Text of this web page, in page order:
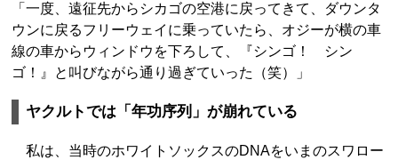
「一度、遠征先からシカゴの空港に戻ってきて、ダウンタ
ウンに戻るフリーウェイに乗っていたら、オジーが横の車
線の車からウィンドウを下ろして、『シンゴ！ シン
ゴ！』と叫びながら通り過ぎていった（笑）」
ヤクルトでは「年功序列」が崩れている
私は、当時のホワイトソックスのDNAをいまのスワロー